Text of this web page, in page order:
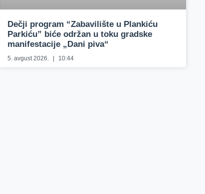
Dečji program “Zabavilište u Plankiću
Parkiću” biće održan u toku gradske
manifestacije „Dani piva“
5. avgust 2026. 10:44